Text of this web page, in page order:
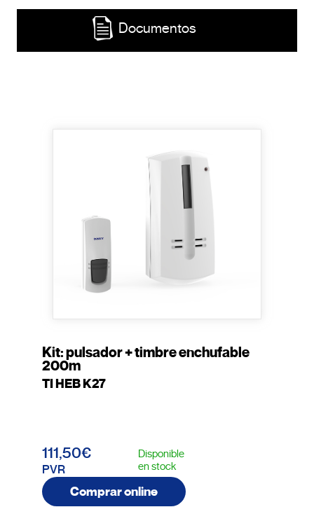
Documentos
Kit: pulsador + timbre enchufable
200m
TI HEB K27
111,50€
PVR
Disponible
en stock
Comprar online